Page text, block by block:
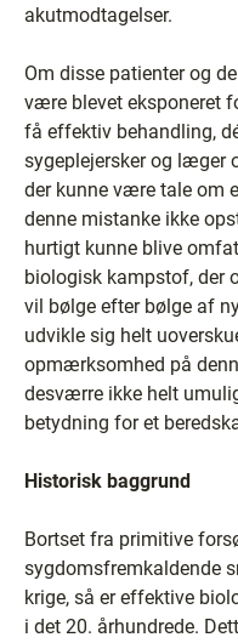
akutmodtagelser.
Om disse patienter og
være blevet eksponeret
få effektiv behandling,
sygeplejersker og læger
der kunne være tale om
denne mistanke ikke
hurtigt kunne blive
biologisk kampstof, der
vil bølge efter bølge af
udvikle sig helt
opmærksomhed på
desværre ikke helt
betydning for et
Historisk baggrund
Bortset fra primitive
sygdomsfremkaldende
krige, så er effektive
i det 20. århundrede.